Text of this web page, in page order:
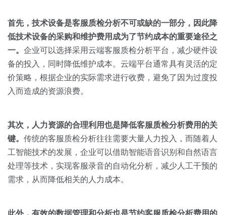
房地产
金融
按角色
销售人员
销售管理
按业务场景
交易跟进
全部
白皮书
销售会话智能
预约演示
首先，技术设备是客服质检分析不可或缺的一部分，因此降
低技术设备的采购和维护费用成为了节约成本的重要途径之
一。 企业可以选择采用云端客服质检分析平台，减少硬件设
备的投入，同时降低维护成本。云端平台通常具有灵活的定
价策略，根据企业的实际需求进行收费，避免了因为过度投
入而造成的资源浪费。
其次，人力资源的合理利用也是降低客服质检分析费用的关
键。 传统的客服质检分析往往需要大量人力投入，而随着人
工智能技术的发展，企业可以借助智能语音识别和自然语言
处理等技术，实现客服录音的自动化分析，减少人工干预的
需求，从而降低相关的人力成本。
此外，有效的数据管理和分析也是节约客服质检分析费用的